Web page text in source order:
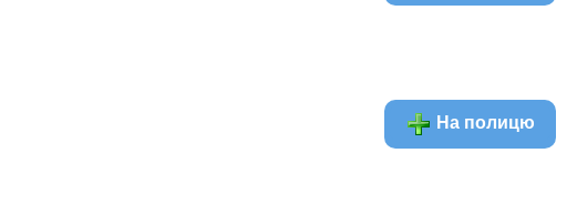
На полицю